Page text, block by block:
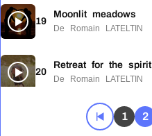
19
Moonlit meadows
De Romain LATELTIN
20
Retreat for the spirit
De Romain LATELTIN
Aretha and benny
De Romain LATELTIN
1 2